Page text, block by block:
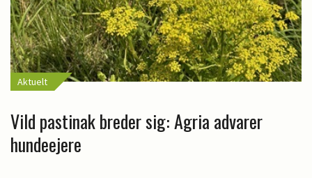
Aktuelt
Vild pastinak breder sig: Agria advarer
hundeejere